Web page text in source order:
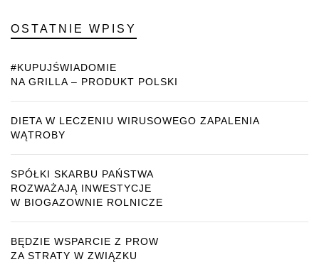
OSTATNIE WPISY
#KUPUJŚWIADOMIE
NA GRILLA – PRODUKT POLSKI
DIETA W LECZENIU WIRUSOWEGO ZAPALENIA
WĄTROBY
SPÓŁKI SKARBU PAŃSTWA
ROZWAŻAJĄ INWESTYCJE
W BIOGAZOWNIE ROLNICZE
BĘDZIE WSPARCIE Z PROW
ZA STRATY W ZWIĄZKU